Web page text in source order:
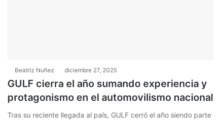
Beatriz Nuñez diciembre 27, 2025
GULF cierra el año sumando experiencia y
protagonismo en el automovilismo nacional
Tras su reciente llegada al país, GULF cerró el año siendo parte